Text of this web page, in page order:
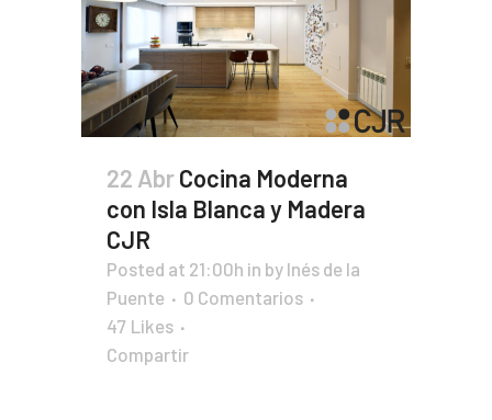
22 AbrCocina Moderna
con Isla Blanca y Madera
CJR
Posted at 21:00h in by Inés de la
Puente
0 Comentarios
47 Likes
Compartir